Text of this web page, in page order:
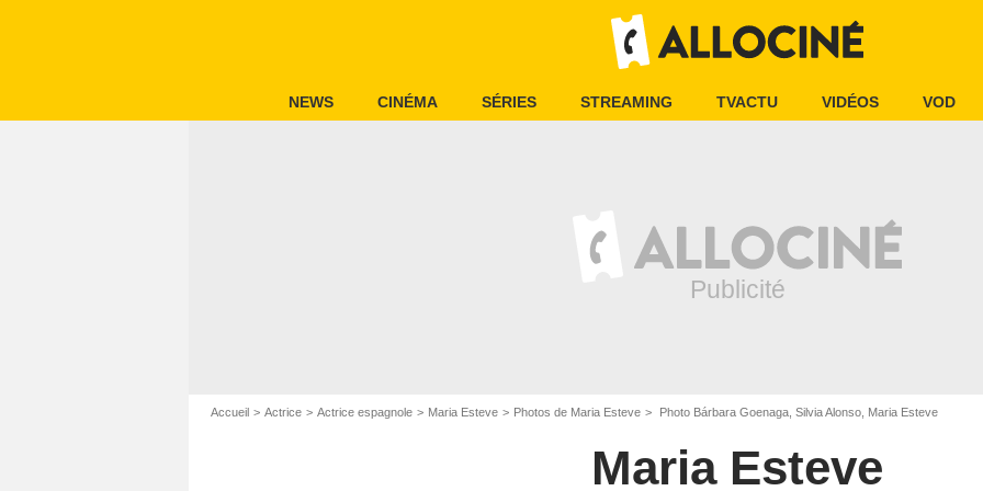
NEWS CINÉMA SÉRIES STREAMING TVACTU VIDÉOS VOD
Accueil Actrice Actrice espagnole Maria Esteve Photos de Maria Esteve Photo Bárbara Goenaga, Silvia Alonso, Maria Esteve
Maria Esteve